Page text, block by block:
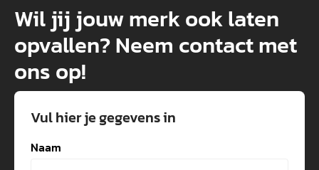
Wil jij jouw merk ook laten
opvallen? Neem contact met
ons op!
Vul hier je gegevens in
Naam